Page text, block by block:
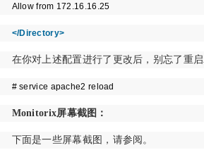
Allow from 172.16.16.25
</Directory>
在你对上述配置进行了更改后，别忘了重启
# service apache2 reload
Monitorix屏幕截图：
下面是一些屏幕截图，请参阅。